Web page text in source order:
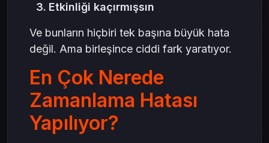
Etkinliği kaçırmışsın
Ve bunların hiçbiri tek başına büyük hata
değil. Ama birleşince ciddi fark yaratıyor.
En Çok Nerede
Zamanlama Hatası
Yapılıyor?